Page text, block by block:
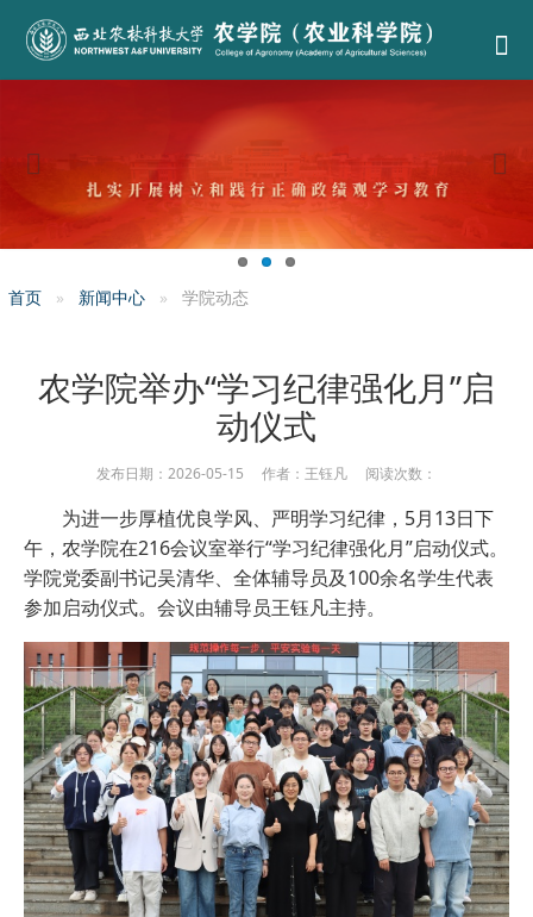
首页 新闻中心 学院动态
农学院举办“学习纪律强化月”启
动仪式
发布日期：2026-05-15 作者：王钰凡 阅读次数：
为进一步厚植优良学风、严明学习纪律，5月13日下
午，农学院在216会议室举行“学习纪律强化月”启动仪式。
学院党委副书记吴清华、全体辅导员及100余名学生代表
参加启动仪式。会议由辅导员王钰凡主持。